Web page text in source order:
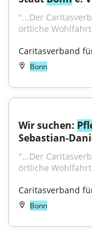
"...Der
örtliche
Caritasverband
Bonn
Wir suchen:
Sebastian-
"...Der
örtliche
Caritasverband
Bonn